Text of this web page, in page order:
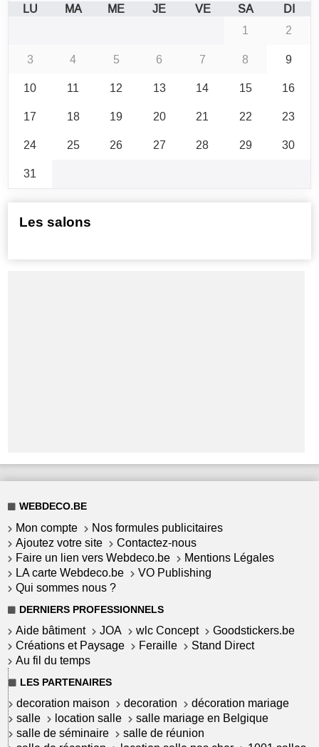
LU MA ME JE VE SA
DI
1
2
3
4 5 6 7 8
9
10
11 12 13 14 15
16
17
18 19 20 21 22
23
24
25 26 27 28 29
30
31
Les salons
WEBDECO.BE
Mon compte
Nos formules publicitaires
Ajoutez votre site
Contactez-nous
Faire un lien vers Webdeco.be
Mentions Légales
LA carte Webdeco.be
VO Publishing
Qui sommes nous ?
DERNIERS PROFESSIONNELS
Aide bâtiment JOA wlc Concept
Goodstickers.be
Créations et Paysage
Feraille
Stand Direct
Au fil du temps
LES PARTENAIRES
decoration maison decoration
décoration mariage
salle
location salle
salle mariage en Belgique
salle de séminaire
salle de réunion